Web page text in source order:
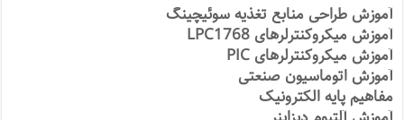
آموزش طراحی منابع تغذیه سوئیچینگ
آموزش میکروکنترلرهای LPC1768
آموزش میکروکنترلرهای PIC
آموزش اتوماسیون صنعتی
مفاهیم پایه الکترونیک